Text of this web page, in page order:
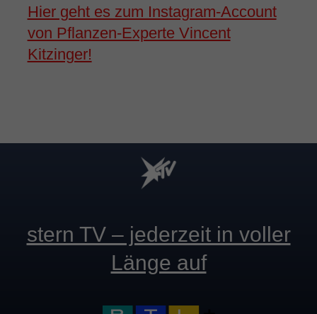
Hier geht es zum Instagram-Account
von Pflanzen-Experte Vincent
Kitzinger!
stern TV – jederzeit in voller
Länge auf